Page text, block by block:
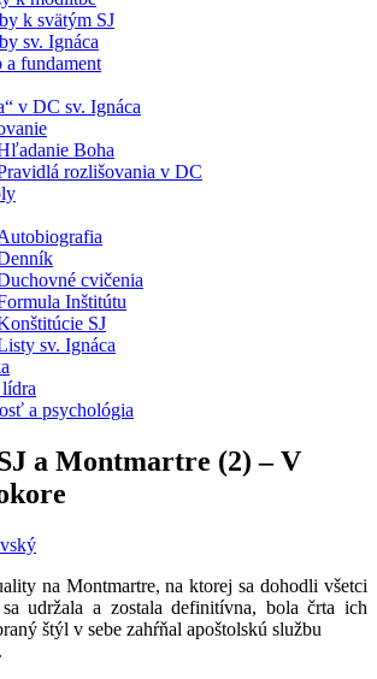
k svätým SJ
sv. Ignáca
a fundament
v DC sv. Ignáca
Boha
rozlišovania v DC
cvičenia
Inštitútu
SJ
sv. Ignáca
a psychológia
a Montmartre (2) – V
na Montmartre, na ktorej sa dohodli všetci
udržala a zostala definitívna, bola črta ich
štýl v sebe zahŕňal apoštolskú službu